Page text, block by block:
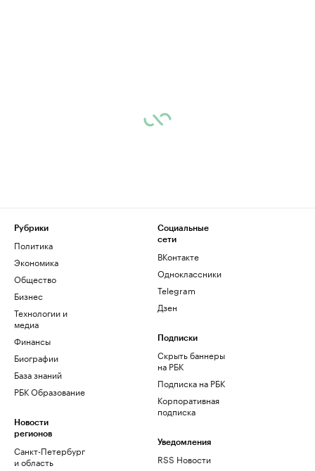
Рубрики
Политика
Экономика
Общество
Бизнес
Технологии и
медиа
Финансы
Биографии
База знаний
РБК Образование
Новости
регионов
Санкт-Петербург
и область
Социальные
сети
ВКонтакте
Одноклассники
Telegram
Дзен
Подписки
Скрыть баннеры
на РБК
Подписка на РБК
Корпоративная
подписка
Уведомления
RSS Новости